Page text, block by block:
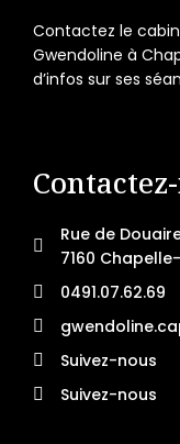
Contactez le
Gwendoline à
d’infos sur ses
Rue de
7160
0491.07.62.69
Suivez-nous
Suivez-nous